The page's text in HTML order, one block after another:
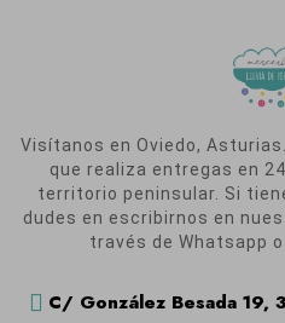
Visítanos en Oviedo,
que realiza entregas en
territorio peninsular. Si
dudes en escribirnos en
través de Whatsapp o
C/ González Besada 19,